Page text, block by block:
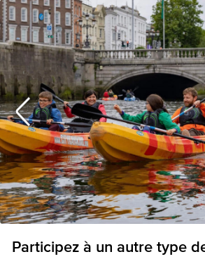
Participez à un autre type